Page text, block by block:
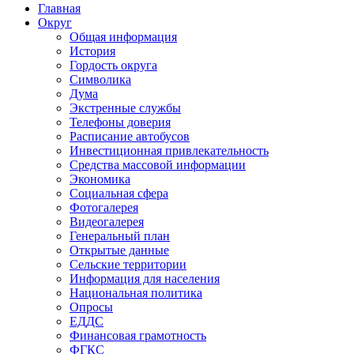
Главная
Округ
Общая информация
История
Гордость округа
Символика
Дума
Экстренные службы
Телефоны доверия
Расписание автобусов
Инвестиционная привлекательность
Средства массовой информации
Экономика
Социальная сфера
Фотогалерея
Видеогалерея
Генеральный план
Открытые данные
Сельские территории
Информация для населения
Национальная политика
Опросы
ЕДДС
Финансовая грамотность
ФГКС